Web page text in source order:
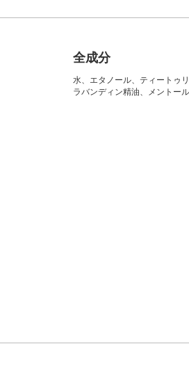
全成分
水、エタノール、ティートゥ
ラバンディン精油、メントー